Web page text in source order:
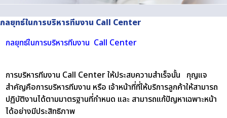
กลยุทธ์ในการบริหารทีมงาน Call Center
กลยุทธ์ในการบริหารทีมงาน Call Center
การบริหารทีมงาน Call Center ให้ประสบความสำเร็จนั้น กุญแจ
สำคัญคือการบริหารทีมงาน หรือ เจ้าหน้าที่ที่ให้บริการลูกค้าให้สามารถ
ปฏิบัติงานได้ตามมาตรฐานที่กำหนด และ สามารถแก้ปัญหาเฉพาะหน้า
ได้อย่างมีประสิทธิภาพ